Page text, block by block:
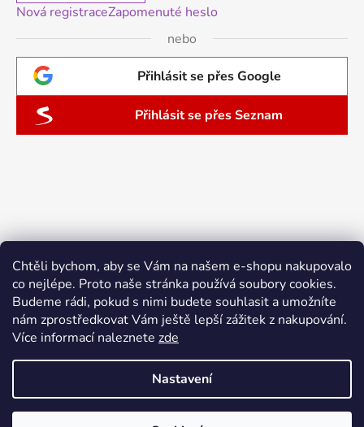
Chtěli bychom, aby se Vám na našem e-shopu nakupovalo
co nejlépe. Proto naše stránka používá soubory cookies.
Budeme rádi, pokud s nimi budete souhlasit a umožníte
nám zprostředkovat Vám ještě lepší zážitek z nakupování.
Více informací naleznete zde
Nastavení
Nová registraceZapomenuté heslo
nebo
Přihlásit se přes Google
Přihlásit se přes Seznam
Vytvořil Shoptet